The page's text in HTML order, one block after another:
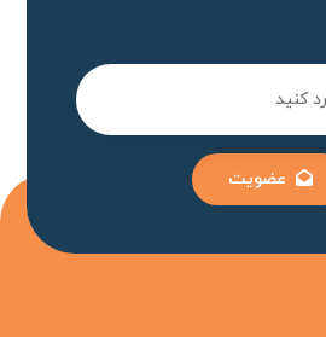
عضویت